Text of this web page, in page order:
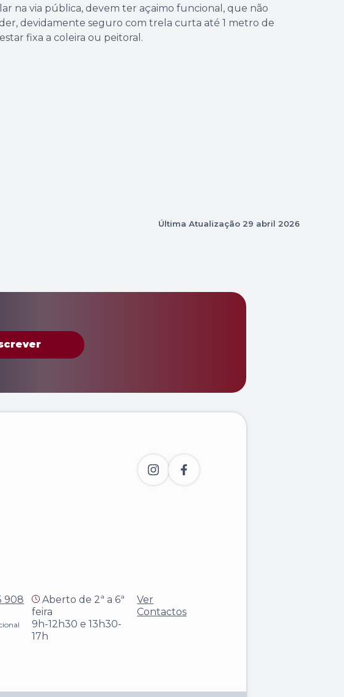
na via pública, devem ter açaimo funcional, que não
devidamente seguro com trela curta até 1 metro de
fixa a coleira ou peitoral.
Última Atualização 29 abril 2026
908
Aberto de 2ª a 6ª
feira
9h-12h30 e 13h30-
17h
Ver
Contactos